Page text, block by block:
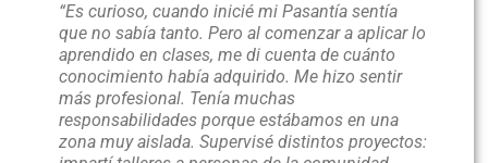
“Es curioso, cuando inicié mi Pasantía sentía
que no sabía tanto. Pero al comenzar a aplicar lo
aprendido en clases, me di cuenta de cuánto
conocimiento había adquirido. Me hizo sentir
más profesional. Tenía muchas
responsabilidades porque estábamos en una
zona muy aislada. Supervisé distintos proyectos: